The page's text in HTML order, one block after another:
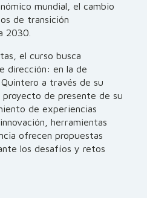
mundial, el cambio
de transición
2030.
el curso busca
dirección: en la de
a través de su
de presente de su
de experiencias
herramientas
ofrecen propuestas
los desafíos y retos